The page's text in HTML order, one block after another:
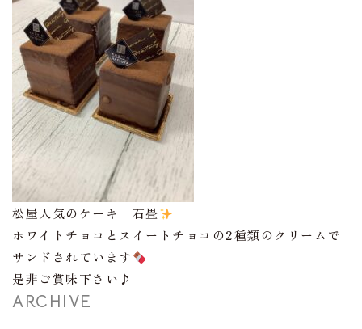
松屋人気のケーキ 石畳
ホワイトチョコとスイートチョコの2種類のクリームで
サンドされています
是非ご賞味下さい♪
ARCHIVE